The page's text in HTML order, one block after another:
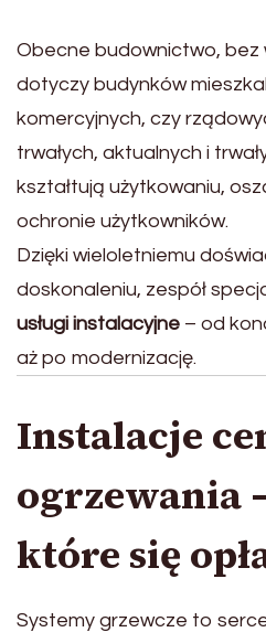
Obecne budownictwo, bez
dotyczy budynków
komercyjnych, czy
trwałych, aktualnych i
kształtują użytkowaniu,
ochronie użytkowników.
Dzięki wieloletniemu
doskonaleniu, zespół
usługi instalacyjne – od
aż po modernizację.
Instalacje
ogrzewania
które się
Systemy grzewcze to